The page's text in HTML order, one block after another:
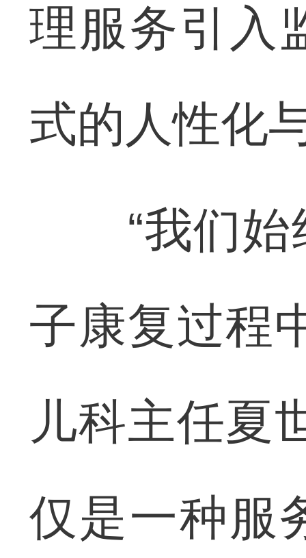
理服务引入
式的人性化
“我们始
子康复过程
儿科主任夏
仅是一种服